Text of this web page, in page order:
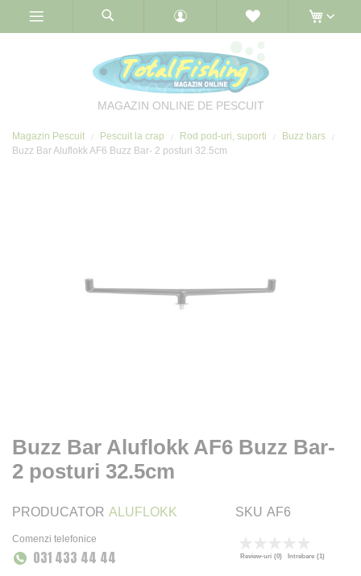
MAGAZIN ONLINE DE PESCUIT
Magazin Pescuit Pescuit la crap Rod pod-uri, suporti
Buzz bars
Buzz Bar Aluflokk AF6 Buzz Bar- 2 posturi 32.5cm
Buzz Bar Aluflokk AF6 Buzz Bar-
2 posturi 32.5cm
PRODUCATOR ALUFLOKK SKU AF6
Comenzi telefonice
031 433 44 44
0
% of100
Review-uri (0) Intrebare (1)